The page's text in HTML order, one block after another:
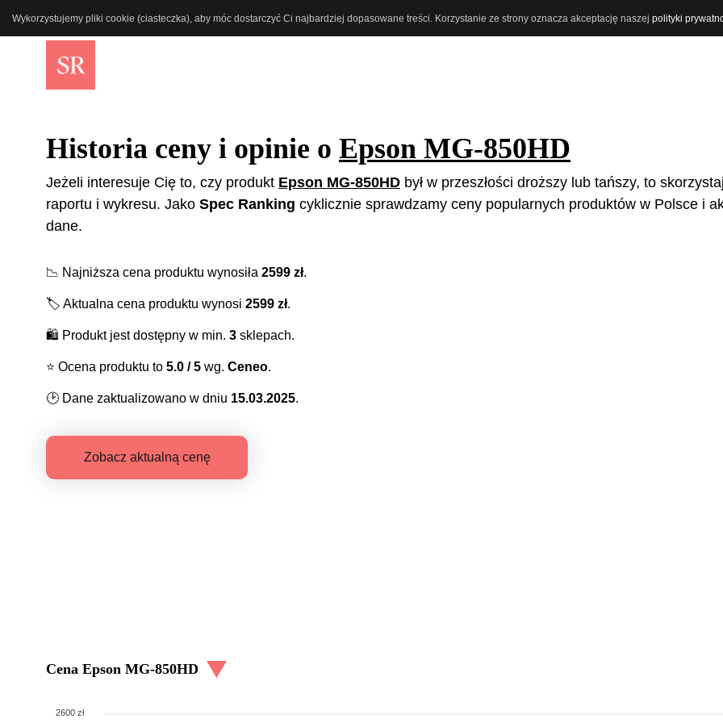
Wykorzystujemy pliki cookie (ciasteczka), aby móc dostarczyć Ci najbardziej dopasowane treści. Korzystanie ze strony oznacza akceptację naszej polityki
Historia ceny i opinie o Epson MG-850HD
Jeżeli interesuje Cię to, czy produkt Epson MG-850HD był w przeszłości droższy lub tańszy, to
raportu i wykresu. Jako Spec Ranking cyklicznie sprawdzamy ceny popularnych produktów w Polsce i
dane.
📉 Najniższa cena produktu wynosiła 2599 zł.
🏷️ Aktualna cena produktu wynosi 2599 zł.
🛍️ Produkt jest dostępny w min. 3 sklepach.
⭐️ Ocena produktu to 5.0 / 5 wg. Ceneo.
🕑 Dane zaktualizowano w dniu 15.03.2025.
Zobacz aktualną cenę
Cena Epson MG-850HD
2600 zł